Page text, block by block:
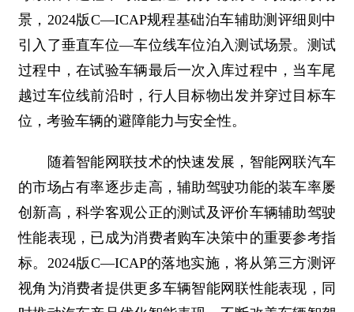
景，2024版C—ICAP规程基础泊车辅助测评细则中
引入了垂直车位—车位线车位泊入测试场景。测试
过程中，在试验车辆最后一次入库过程中，当车尾
越过车位线前沿时，行人目标物出发并穿过目标车
位，考验车辆的避障能力与安全性。
随着智能网联技术的快速发展，智能网联汽车
的市场占有率逐步走高，辅助驾驶功能的装车率屡
创新高，科学客观公正的测试及评价车辆辅助驾驶
性能表现，已成为消费者购车决策中的重要参考指
标。2024版C—ICAP的落地实施，将从第三方测评
视角为消费者提供更多车辆智能网联性能表现，同